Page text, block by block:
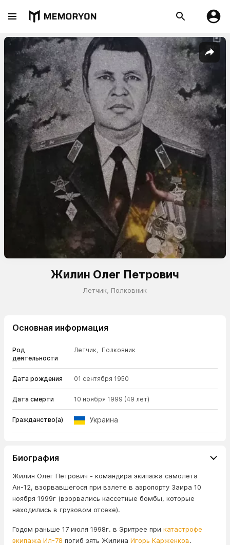
Жилин Олег Петрович
Летчик, Полковник
Основная информация
Род
деятельности
Летчик, Полковник
Дата рождения 01 сентября 1950
Дата смерти 10 ноября 1999 (49 лет)
Гражданство(а) Украина
Биография
Жилин Олег Петрович - командира экипажа самолета
Ан-12, взорвавшегося при взлете в аэропорту Заира 10
ноября 1999г (взорвались кассетные бомбы, которые
находились в грузовом отсеке).
Годом раньше 17 июля 1998г. в Эритрее при катастрофе
экипажа Ил-78 погиб зять Жилина Игорь Карженков.